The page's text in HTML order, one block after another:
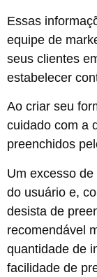
Essas
equipe de
seus clientes
estabelecer
Ao criar seu
cuidado com a
preenchidos
Um excesso
do usuário e,
desista de
recomendável
quantidade de
facilidade de